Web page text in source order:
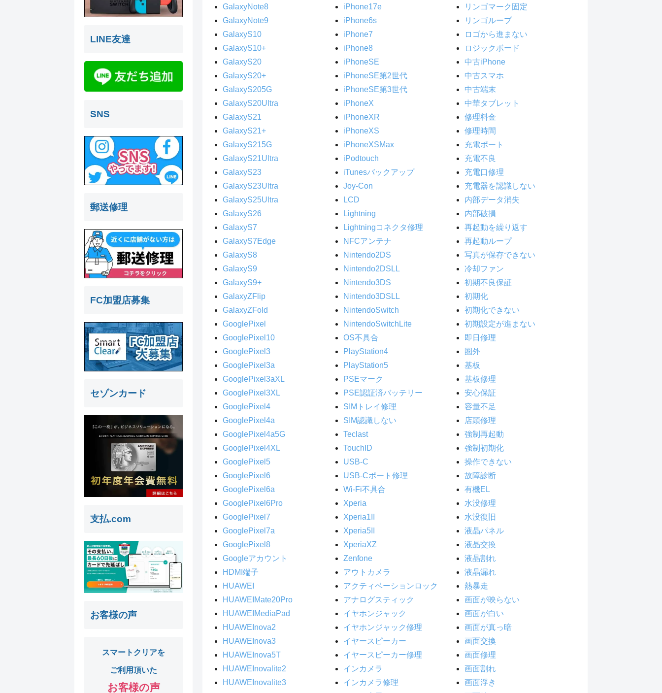
GalaxyNote8
GalaxyNote9
GalaxyS10
GalaxyS10+
GalaxyS20
GalaxyS20+
GalaxyS205G
GalaxyS20Ultra
GalaxyS21
GalaxyS21+
GalaxyS215G
GalaxyS21Ultra
GalaxyS23
GalaxyS23Ultra
GalaxyS25Ultra
GalaxyS26
GalaxyS7
GalaxyS7Edge
GalaxyS8
GalaxyS9
GalaxyS9+
GalaxyZFlip
GalaxyZFold
GooglePixel
GooglePixel10
GooglePixel3
GooglePixel3a
GooglePixel3aXL
GooglePixel3XL
GooglePixel4
GooglePixel4a
GooglePixel4a5G
GooglePixel4XL
GooglePixel5
GooglePixel6
GooglePixel6a
GooglePixel6Pro
GooglePixel7
GooglePixel7a
GooglePixel8
Googleアカウント
HDMI端子
HUAWEI
HUAWEIMate20Pro
HUAWEIMediaPad
HUAWEInova2
HUAWEInova3
HUAWEInova5T
HUAWEInovalite2
HUAWEInovalite3
iPhone17e
iPhone6s
iPhone7
iPhone8
iPhoneSE
iPhoneSE第2世代
iPhoneSE第3世代
iPhoneX
iPhoneXR
iPhoneXS
iPhoneXSMax
iPodtouch
iTunesバックアップ
Joy-Con
LCD
Lightning
Lightningコネクタ修理
NFCアンテナ
Nintendo2DS
Nintendo2DSLL
Nintendo3DS
Nintendo3DSLL
NintendoSwitch
NintendoSwitchLite
OS不具合
PlayStation4
PlayStation5
PSEマーク
PSE認証済バッテリー
SIMトレイ修理
SIM認識しない
Teclast
TouchID
USB-C
USB-Cポート修理
Wi-Fi不具合
Xperia
Xperia1II
Xperia5II
XperiaXZ
Zenfone
アウトカメラ
アクティベーションロック
アナログスティック
イヤホンジャック
イヤホンジャック修理
イヤースピーカー
イヤースピーカー修理
インカメラ
インカメラ修理
リンゴマーク固定
リンゴループ
ロゴから進まない
ロジックボード
中古iPhone
中古スマホ
中古端末
中華タブレット
修理料金
修理時間
充電ポート
充電不良
充電口修理
充電器を認識しない
内部データ消失
内部破損
再起動を繰り返す
再起動ループ
写真が保存できない
冷却ファン
初期不良保証
初期化
初期化できない
初期設定が進まない
即日修理
圏外
基板
基板修理
安心保証
容量不足
店頭修理
強制再起動
強制初期化
操作できない
故障診断
有機EL
水没修理
水没復旧
液晶パネル
液晶交換
液晶割れ
液晶漏れ
熱暴走
画面が映らない
画面が白い
画面が真っ暗
画面交換
画面修理
画面割れ
画面浮き
LINE友達
SNS
郵送修理
FC加盟店募集
セゾンカード
支払.com
お客様の声
スマートクリアを
ご利用頂いた
お客様の声